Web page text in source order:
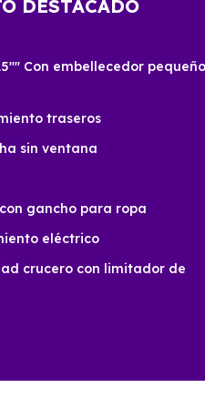
DESTACADO
Con embellecedor
traseros
sin ventana
gancho para ropa
eléctrico
crucero con limitador de